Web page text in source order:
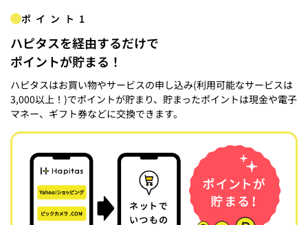
ポイント1
ハピタスを経由するだけで
ポイントが貯まる！
ハピタスはお買い物やサービスの申し込み(利用可能なサービスは
3,000以上！)でポイントが貯まり、貯まったポイントは現金や電子
マネー、ギフト券などに交換できます。